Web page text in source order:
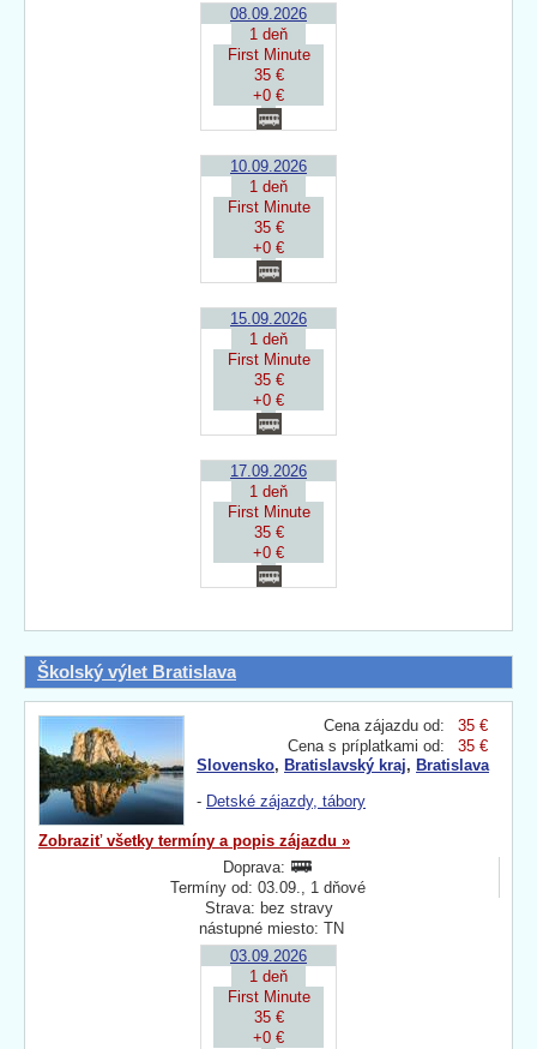
08.09.2026
1 deň
First Minute
35 €
+0 €
10.09.2026
1 deň
First Minute
35 €
+0 €
15.09.2026
1 deň
First Minute
35 €
+0 €
17.09.2026
1 deň
First Minute
35 €
+0 €
Školský výlet Bratislava
Cena zájazdu od:
35 €
Cena s príplatkami od:
35 €
Slovensko, Bratislavský kraj, Bratislava
- Detské zájazdy, tábory
Zobraziť všetky termíny a popis zájazdu »
Doprava:
Termíny od: 03.09., 1 dňové
Strava: bez stravy
nástupné miesto: TN
03.09.2026
1 deň
First Minute
35 €
+0 €